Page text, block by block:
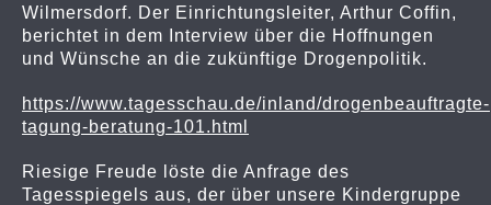
Wilmersdorf. Der Einrichtungsleiter, Arthur Coffin,
berichtet in dem Interview über die Hoffnungen
und Wünsche an die zukünftige Drogenpolitik.
https://www.tagesschau.de/inland/drogenbeauftragte-
tagung-beratung-101.html
Riesige Freude löste die Anfrage des
Tagesspiegels aus, der über unsere Kindergruppe